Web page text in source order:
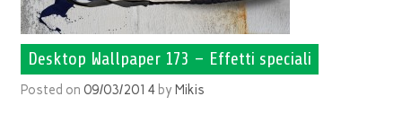
Desktop Wallpaper 173 – Effetti speciali
Posted on 09/03/2014 byMikis